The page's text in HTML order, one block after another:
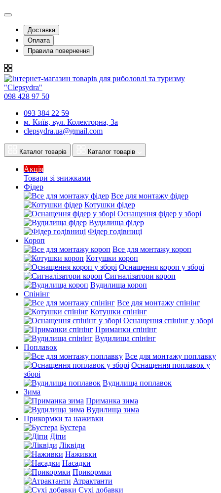
Доставка
Оплата
Правила повернення
098 428 97 50
093 384 22 59
м. Київ, вул. Колекторна, 3а
clepsydra.ua@gmail.com
Каталог товарів Каталог товарів
Акція
Товари зі знижками
Фідер
Все для монтажу фідер
Котушки фідер
Оснащення фідер у зборі
Вудилища фідер
Фідер годівниці
Короп
Все для монтажу короп
Котушки короп
Оснащення короп у зборі
Сигналізатори короп
Вудилища короп
Спінінг
Все для монтажу спінінг
Котушки спінінг
Оснащення спінінг у зборі
Приманки спінінг
Вудилища спінінг
Поплавок
Все для монтажу поплавку
Оснащення поплавок у
зборі
Вудилища поплавок
Зима
Приманка зима
Вудилища зима
Прикормки та наживки
Бустера
Діпи
Ліквіди
Наживки
Насадки
Прикормки
Атрактанти
Сухі добавки